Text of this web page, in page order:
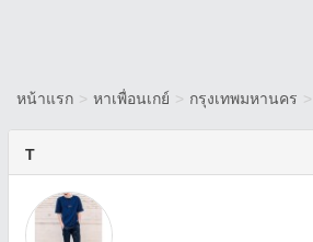
หน้าแรก > หาเพื่อนเกย์ > กรุงเทพมหานคร >
T